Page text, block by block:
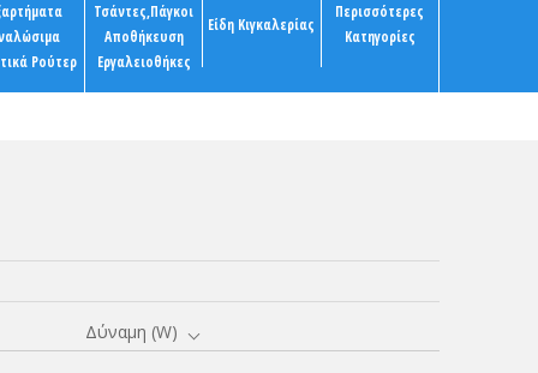
Ρούτερ
Τσάντες,Πάγκοι
Αποθήκευση
Εργαλειοθήκες
Είδη Κιγκαλερίας
Περισσότερες
Κατηγορίες
Δύναμη (W)